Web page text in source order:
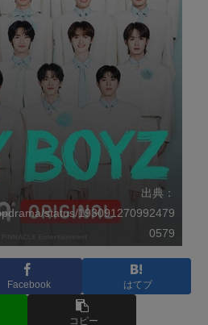
出典：
status/193091270992479
0579
Facebook はてブ
コピー